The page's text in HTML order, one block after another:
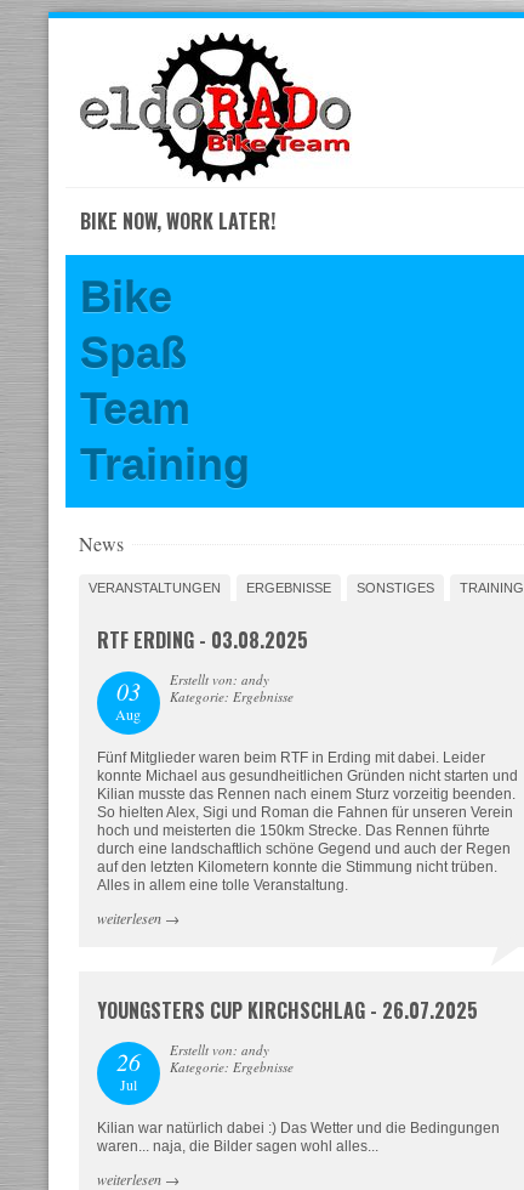
content
BIKE NOW, WORK LATER!
Bike
Spaß
Team
Training
News
VERANSTALTUNGEN ERGEBNISSE SONSTIGES TRAINING
RTF ERDING - 03.08.2025
03
Aug
Erstellt von: andy
Kategorie: Ergebnisse
Fünf Mitglieder waren beim RTF in Erding mit dabei. Leider
konnte Michael aus gesundheitlichen Gründen nicht starten und
Kilian musste das Rennen nach einem Sturz vorzeitig beenden.
So hielten Alex, Sigi und Roman die Fahnen für unseren Verein
hoch und meisterten die 150km Strecke. Das Rennen führte
durch eine landschaftlich schöne Gegend und auch der Regen
auf den letzten Kilometern konnte die Stimmung nicht trüben.
Alles in allem eine tolle Veranstaltung.
weiterlesen→
YOUNGSTERS CUP KIRCHSCHLAG - 26.07.2025
26
Jul
Erstellt von: andy
Kategorie: Ergebnisse
Kilian war natürlich dabei :) Das Wetter und die Bedingungen
waren... naja, die Bilder sagen wohl alles...
weiterlesen→